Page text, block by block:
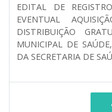
EDITAL DE
EVENTUAL
DISTRIBUIÇÃO
MUNICIPAL DE
DA SECRETARIA DE